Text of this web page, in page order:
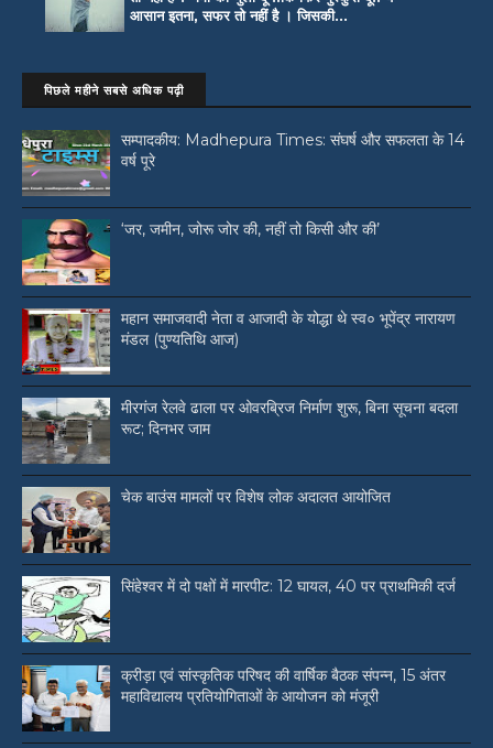
आसान इतना, सफर तो नहीं है । जिसकी...
पिछले महीने सबसे अधिक पढ़ी
सम्पादकीय: Madhepura Times: संघर्ष और सफलता के 14
वर्ष पूरे
‘जर, जमीन, जोरू जोर की, नहीं तो किसी और की’
महान समाजवादी नेता व आजादी के योद्धा थे स्व० भूपेंद्र नारायण
मंडल (पुण्यतिथि आज)
मीरगंज रेलवे ढाला पर ओवरब्रिज निर्माण शुरू, बिना सूचना बदला
रूट; दिनभर जाम
चेक बाउंस मामलों पर विशेष लोक अदालत आयोजित
सिंहेश्वर में दो पक्षों में मारपीट: 12 घायल, 40 पर प्राथमिकी दर्ज
क्रीड़ा एवं सांस्कृतिक परिषद की वार्षिक बैठक संपन्न, 15 अंतर
महाविद्यालय प्रतियोगिताओं के आयोजन को मंजूरी